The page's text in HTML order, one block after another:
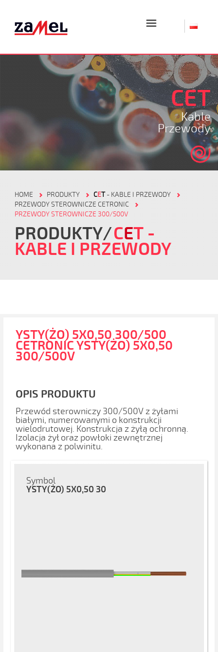
☰
CET
Kable
Przewody
HOME PRODUKTY CET- KABLE I PRZEWODY
PRZEWODY STEROWNICZE CETRONIC
PRZEWODY STEROWNICZE 300/500V
PRODUKTY CET -
KABLE I PRZEWODY
YSTY(ŻO) 5X0,50 300/500
CETRONIC YSTY(ŻO) 5X0,50
300/500V
OPIS PRODUKTU
Przewód sterowniczy 300/500V z żyłami
białymi, numerowanymi o konstrukcji
wielodrutowej. Konstrukcja z żyłą ochronną.
Izolacja żył oraz powłoki zewnętrznej
wykonana z polwinitu.
Symbol
YSTY(ŻO) 5X0,50 30